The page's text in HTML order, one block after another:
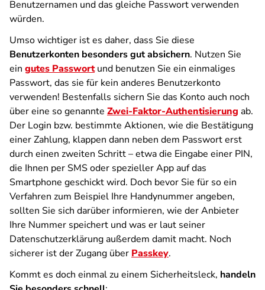
Benutzernamen und das gleiche Passwort verwenden
würden.
Umso wichtiger ist es daher, dass Sie diese
Benutzerkonten besonders gut absichern. Nutzen Sie
ein gutes Passwortund benutzen Sie ein einmaliges
Passwort, das sie für kein anderes Benutzerkonto
verwenden! Bestenfalls sichern Sie das Konto auch noch
über eine so genannte Zwei-Faktor-Authentisierung ab.
Der Login bzw. bestimmte Aktionen, wie die Bestätigung
einer Zahlung, klappen dann neben dem Passwort erst
durch einen zweiten Schritt – etwa die Eingabe einer PIN,
die Ihnen per SMS oder spezieller App auf das
Smartphone geschickt wird. Doch bevor Sie für so ein
Verfahren zum Beispiel Ihre Handynummer angeben,
sollten Sie sich darüber informieren, wie der Anbieter
Ihre Nummer speichert und was er laut seiner
Datenschutzerklärung außerdem damit macht. Noch
sicherer ist der Zugang über Passkey.
Kommt es doch einmal zu einem Sicherheitsleck, handeln